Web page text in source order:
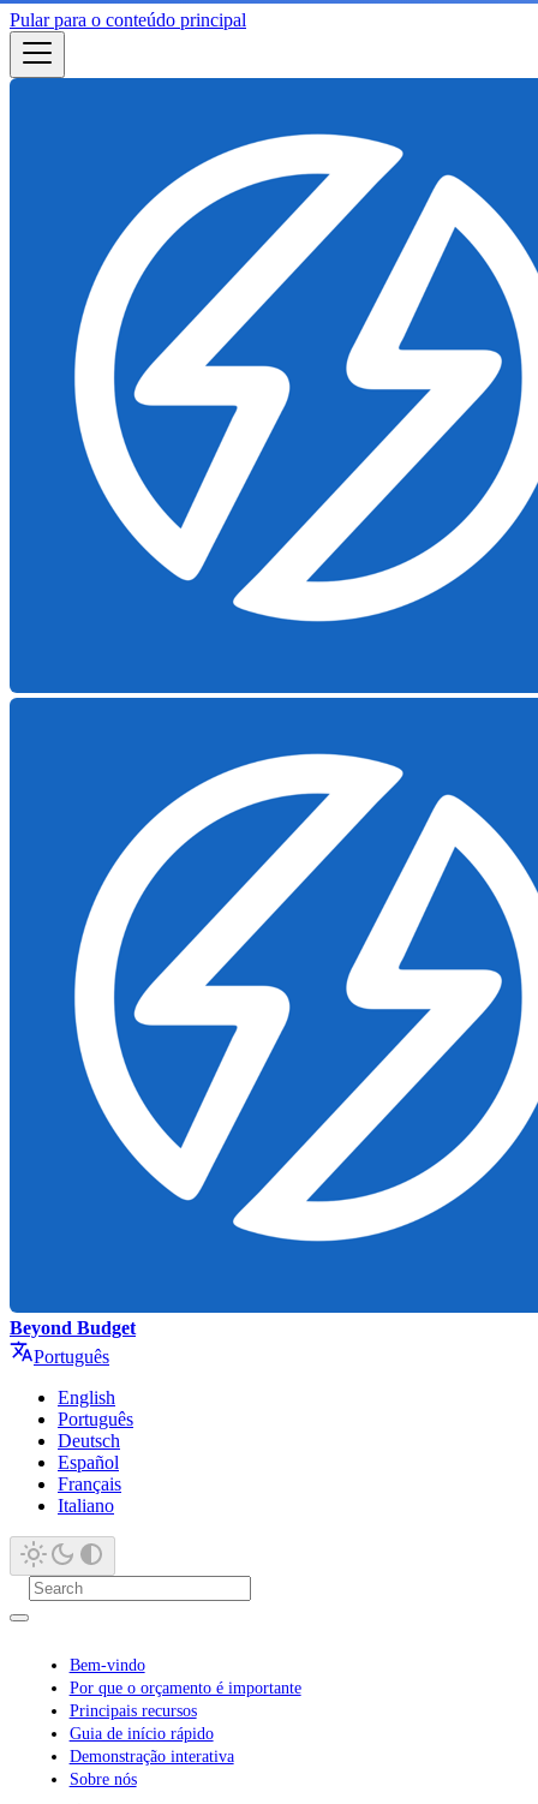
Pular para o conteúdo principal
Beyond Budget
Português
English
Português
Deutsch
Español
Français
Italiano
Bem-vindo
Por que o orçamento é importante
Principais recursos
Guia de início rápido
Demonstração interativa
Sobre nós